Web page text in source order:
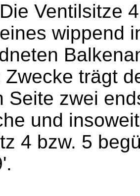
Die Ventilsitze
wippend
Zwecke trägt
Seite zwei
und
4 bzw. 5